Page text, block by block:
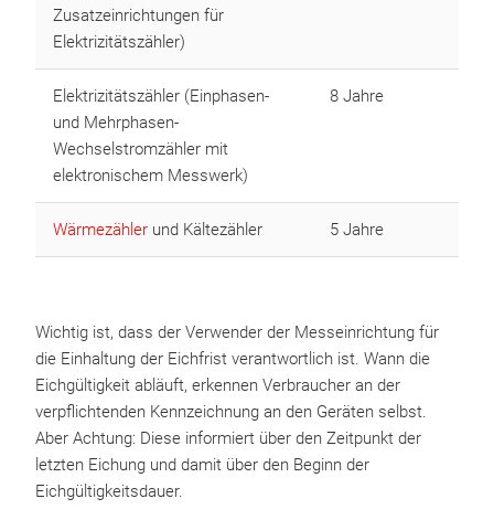
Zusatzeinrichtungen für
Elektrizitätszähler)
Elektrizitätszähler (Einphasen-
und Mehrphasen-
Wechselstromzähler mit
elektronischem Messwerk)
8 Jahre
Wärmezähler und Kältezähler 5 Jahre
Wichtig ist, dass der Verwender der Messeinrichtung für
die Einhaltung der Eichfrist verantwortlich ist. Wann die
Eichgültigkeit abläuft, erkennen Verbraucher an der
verpflichtenden Kennzeichnung an den Geräten selbst.
Aber Achtung: Diese informiert über den Zeitpunkt der
letzten Eichung und damit über den Beginn der
Eichgültigkeitsdauer.